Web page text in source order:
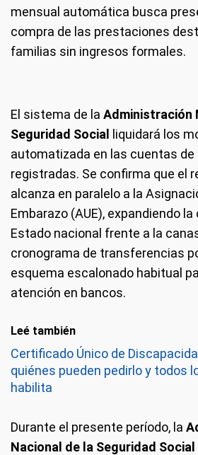
mensual automática busca
compra de las prestaciones
familias sin ingresos formales.
El sistema de la Administración
Seguridad Social
liquidará los
automatizada en las cuentas de
registradas. Se confirma que el
alcanza en paralelo a la
Embarazo (AUE), expandiendo la
Estado nacional frente a la
cronograma de transferencias
esquema escalonado habitual
atención en bancos.
Leé también
Certificado Único de
quiénes pueden pedirlo y todos
habilita
Durante el presente período, la
Nacional de la Seguridad Social